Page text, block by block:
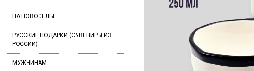
НА НОВОСЕЛЬЕ
РУССКИЕ ПОДАРКИ (СУВЕНИРЫ ИЗ
РОССИИ)
МУЖЧИНАМ